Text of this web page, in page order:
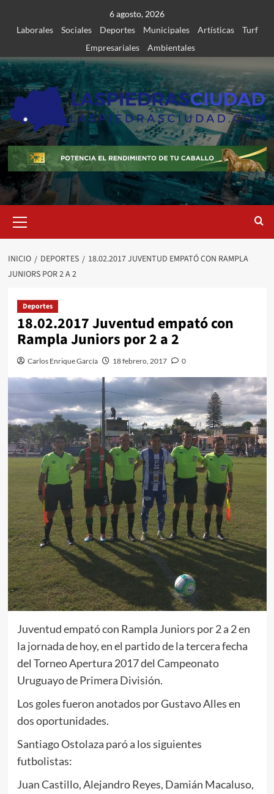
6 agosto, 2026
Laborales
Sociales Deportes Municipales Artísticas
Turf
Empresariales
Ambientales
primario
INICIO DEPORTES
18.02.2017 JUVENTUD EMPATÓ CON RAMPLA
JUNIORS POR 2 A 2
Deportes
18.02.2017 Juventud empató con
Rampla Juniors por 2 a 2
Carlos Enrique García 18 febrero, 2017 0
Juventud empató con Rampla Juniors por 2 a 2 en
la jornada de hoy, en el partido de la tercera fecha
del Torneo Apertura 2017 del Campeonato
Uruguayo de Primera División.
Los goles fueron anotados por Gustavo Alles en
dos oportunidades.
Santiago Ostolaza paró a los siguientes
futbolistas:
Juan Castillo, Alejandro Reyes, Damián Macaluso,